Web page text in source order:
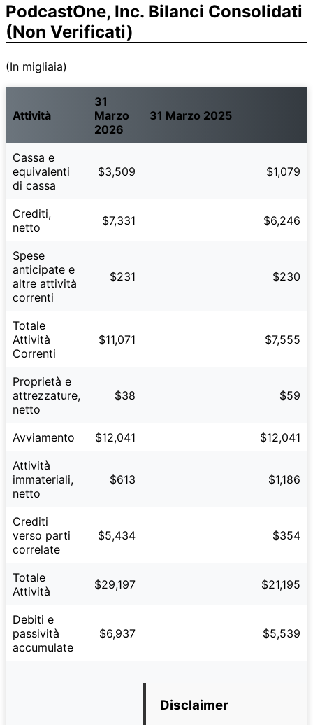
PodcastOne, Inc. Bilanci Consolidati
(Non Verificati)
(In migliaia)
Attività
31
Marzo
2026
31 Marzo 2025
Cassa e
equivalenti
di cassa
$3,509 $1,079
Crediti,
netto
$7,331 $6,246
Spese
anticipate e
altre attività
correnti
$231 $230
Totale
Attività
Correnti
$11,071 $7,555
Proprietà e
attrezzature,
netto
$38 $59
Avviamento $12,041
$12,041
Attività
immateriali,
netto
$613 $1,186
Crediti
verso parti
correlate
$5,434 $354
Totale
Attività
$29,197 $21,195
Debiti e
passività
accumulate
$6,937 $5,539
Disclaimer